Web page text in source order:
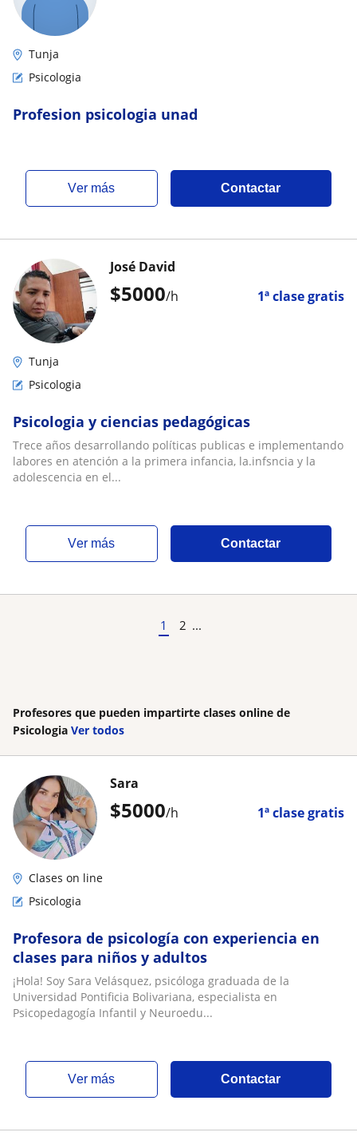
Tunja
Psicologia
Profesion psicologia unad
ver más Contactar
$5000/h 1ª clase gratis
José David
Tunja
Psicologia
Psicologia y ciencias pedagógicas
Trece años desarrollando políticas publicas e implementando
labores en atención a la primera infancia, la.infsncia y la
adolescencia en el...
ver más Contactar
1 2 ...
Profesores que pueden impartirte clases online de
Psicologia Ver todos
$5000/h 1ª clase gratis
Sara
Clases on line
Psicologia
Profesora de psicología con experiencia en
clases para niños y adultos
​¡Hola! Soy Sara Velásquez, psicóloga graduada de la
Universidad Pontificia Bolivariana, especialista en
Psicopedagogía Infantil y Neuroedu...
ver más Contactar